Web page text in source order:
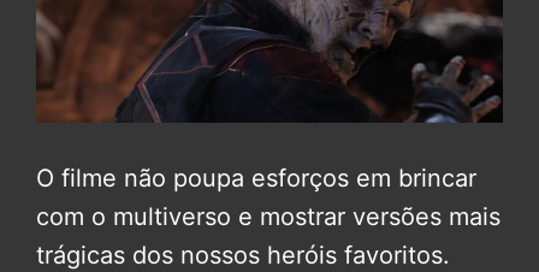
O filme não poupa esforços em brincar
com o multiverso e mostrar versões mais
trágicas dos nossos heróis favoritos.